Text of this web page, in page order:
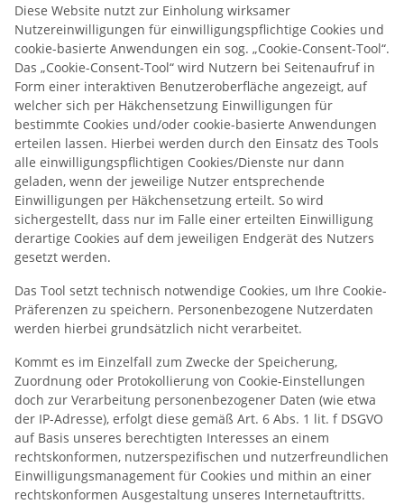
Diese Website nutzt zur Einholung wirksamer
Nutzereinwilligungen für einwilligungspflichtige Cookies und
cookie-basierte Anwendungen ein sog. „Cookie-Consent-Tool“.
Das „Cookie-Consent-Tool“ wird Nutzern bei Seitenaufruf in
Form einer interaktiven Benutzeroberfläche angezeigt, auf
welcher sich per Häkchensetzung Einwilligungen für
bestimmte Cookies und/oder cookie-basierte Anwendungen
erteilen lassen. Hierbei werden durch den Einsatz des Tools
alle einwilligungspflichtigen Cookies/Dienste nur dann
geladen, wenn der jeweilige Nutzer entsprechende
Einwilligungen per Häkchensetzung erteilt. So wird
sichergestellt, dass nur im Falle einer erteilten Einwilligung
derartige Cookies auf dem jeweiligen Endgerät des Nutzers
gesetzt werden.
Das Tool setzt technisch notwendige Cookies, um Ihre Cookie-
Präferenzen zu speichern. Personenbezogene Nutzerdaten
werden hierbei grundsätzlich nicht verarbeitet.
Kommt es im Einzelfall zum Zwecke der Speicherung,
Zuordnung oder Protokollierung von Cookie-Einstellungen
doch zur Verarbeitung personenbezogener Daten (wie etwa
der IP-Adresse), erfolgt diese gemäß Art. 6 Abs. 1 lit. f DSGVO
auf Basis unseres berechtigten Interesses an einem
rechtskonformen, nutzerspezifischen und nutzerfreundlichen
Einwilligungsmanagement für Cookies und mithin an einer
rechtskonformen Ausgestaltung unseres Internetauftritts.